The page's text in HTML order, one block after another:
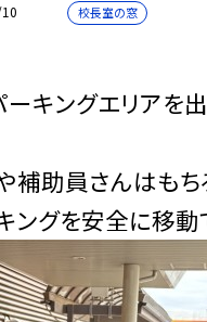
校長室の窓
ーキングエリアを
補助員さんはも
グを安全に移動